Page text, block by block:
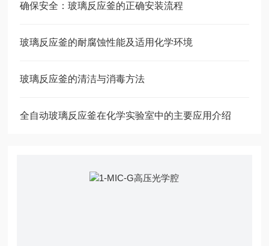
确保安全：玻璃反应釜的正确安装流程
玻璃反应釜的耐腐蚀性能及适用化学环境
玻璃反应釜的清洁与消毒方法
全自动玻璃反应釜在化学实验室中的主要应用介绍